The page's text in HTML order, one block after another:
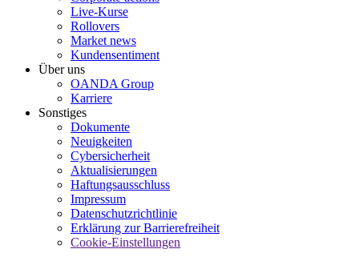
Live-Kurse
Rollovers
Market news
Kundensentiment
Über uns
OANDA Group
Karriere
Sonstiges
Dokumente
Neuigkeiten
Cybersicherheit
Aktualisierungen
Haftungsausschluss
Impressum
Datenschutzrichtlinie
Erklärung zur Barrierefreiheit
Cookie-Einstellungen